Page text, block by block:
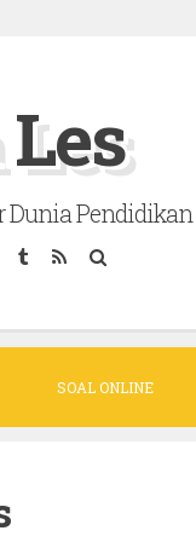
Dunia Pendidikan
SOAL ONLINE